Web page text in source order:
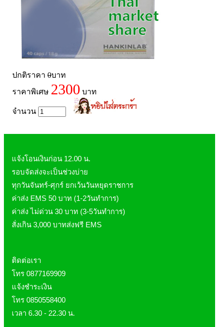
ข้อเสื่อม กระดูก
สายตา
สมอง ความจำ น้ำมันปลา
เส้นผม
กล้ามเนื้อ เพาะกาย
สินค้าเด็ก
Nutri Master
Nutrakal นูทราแคล
Caltrate Calcium
PHARMA NORD
NEOCA
Organic's Herbs
Laurance ลอเรนซ์
Bode
LYNAE
PHARMAX
Pharmahof
CeraVe
La Roche-Posay
Vichy
Smooth-E
ปกติราคา0บาท
ราคาพิเศษ 2300 บาท
จำนวน
แจ้งโอนเงินก่อน 12.00 น.
รอบจัดส่งจะเป็นช่วงบ่าย
ทุกวันจันทร์-ศุกร์ ยกเว้นวันหยุดราชการ
ค่าส่ง EMS 50 บาท (1-2วันทำการ)
ค่าส่ง ไม่ด่วน 30 บาท (3-5วันทำการ)
สั่งเกิน 3,000 บาทส่งฟรี EMS
ติดต่อเรา
โทร 0877169909
แจ้งชำระเงิน
โทร 0850558400
เวลา 6.30 - 22.30 น.